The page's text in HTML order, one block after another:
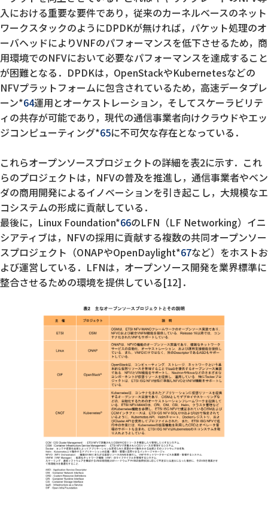
入における重要な要件であり，従来のカーネルベースのネット
ワークスタックのようにDPDKが無ければ，パケット処理のオ
ーバヘッドによりVNFのパフォーマンスを低下させるため，商
用環境でのNFVにおいて必要なパフォーマンスを達成すること
が困難となる．DPDKは，OpenStackやKubernetesなどの
NFVプラットフォームに包含されているため，高速データプレ
ーン*64運用とオーケストレーション，そしてスケーラビリテ
ィの共存が可能であり，現代の通信事業者向けクラウドやエッ
ジコンピューティング*65に不可欠な存在となっている．
これらオープンソースプロジェクトの詳細を表2に示す．これ
らのプロジェクトは，NFVの普及を推進し，通信事業者やベン
ダの商用開発によるイノベーションを引き起こし，大規模なエ
コシステムの形成に貢献している．
最後に，Linux Foundation*66のLFN（LF Networking）イニ
シアティブは，NFVの採用に貢献する複数の共同オープンソー
スプロジェクト（ONAPやOpenDaylight*67など）をホストお
よび運営している．LFNは，オープンソース開発を業界標準に
整合させるための環境を提供している[12]．